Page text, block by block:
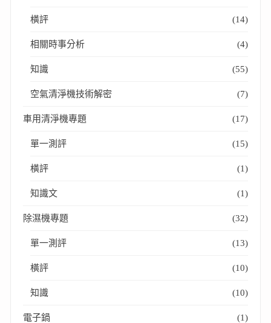
橫評 (14)
相關時事分析 (4)
知識 (55)
空氣清淨機技術解密 (7)
車用清淨機專題 (17)
單一測評 (15)
橫評 (1)
知識文 (1)
除濕機專題 (32)
單一測評 (13)
橫評 (10)
知識 (10)
電子鍋 (1)